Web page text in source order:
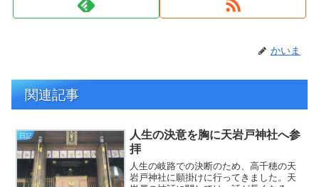
かいま
関連記事
日記
人生の決意を胸に天岩戸神社へ参
拝
人生の岐路での決断のため、高千穂の天
岩戸神社に願掛けに行ってきました。天